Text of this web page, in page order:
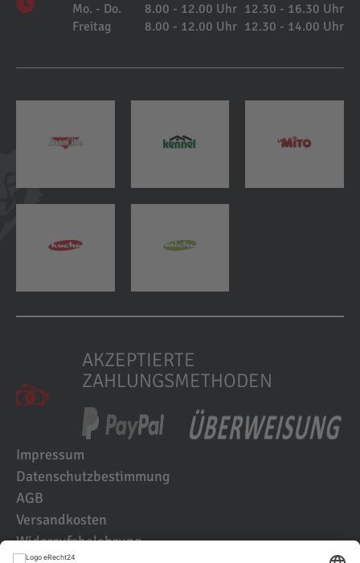
Mo. - Do. 8.00 - 12.00 Uhr 12.30 - 16.30 Uhr
Freitag
8.00 - 12.00 Uhr 12.30 - 14.00 Uhr
AKZEPTIERTE
ZAHLUNGSMETHODEN
Impressum
Datenschutzbestimmung
AGB
Versandkosten
Widerrufsbelehrung